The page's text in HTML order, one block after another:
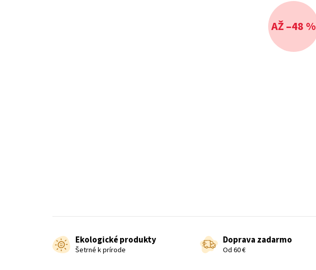
AŽ –48 %
Ekologické produkty
Šetrné k prírode
Doprava zadarmo
Od 60 €